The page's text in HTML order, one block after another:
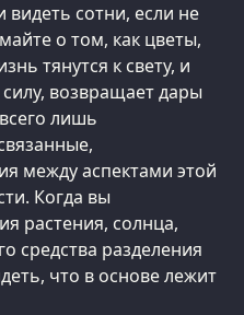
сотни, если не
о том, как цветы,
тянутся к свету, и
возвращает дары
лишь
между аспектами этой
Когда вы
растения, солнца,
средства разделения
что в основе лежит